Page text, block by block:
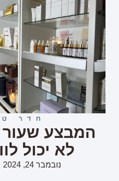
חדר
המבצע
לא יכול
נובמבר 24, 2024